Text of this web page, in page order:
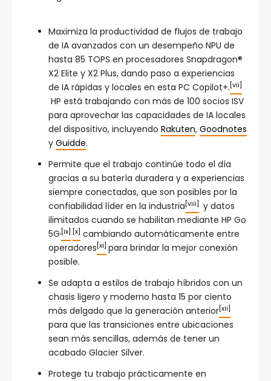
Maximiza la productividad de flujos de trabajo
de IA avanzados con un desempeño NPU de
hasta 85 TOPS en procesadores Snapdragon®
X2 Elite y X2 Plus, dando paso a experiencias
de IA rápidas y locales en esta PC Copilot+. [vii]
HP está trabajando con más de 100 socios ISV
para aprovechar las capacidades de IA locales
del dispositivo, incluyendo Rakuten, Goodnotes
y Guidde.
Permite que el trabajo continúe todo el día
gracias a su batería duradera y a experiencias
siempre conectadas, que son posibles por la
confiabilidad líder en la industria [viii]
y datos
ilimitados cuando se habilitan mediante HP Go
5G, [ix] [x] cambiando automáticamente entre
operadores [xi] para brindar la mejor conexión
posible.
Se adapta a estilos de trabajo híbridos con un
chasis ligero y moderno hasta 15 por ciento
más delgado que la generación anterior [xii]
para que las transiciones entre ubicaciones
sean más sencillas, además de tener un
acabado Glacier Silver.
Protege tu trabajo prácticamente en